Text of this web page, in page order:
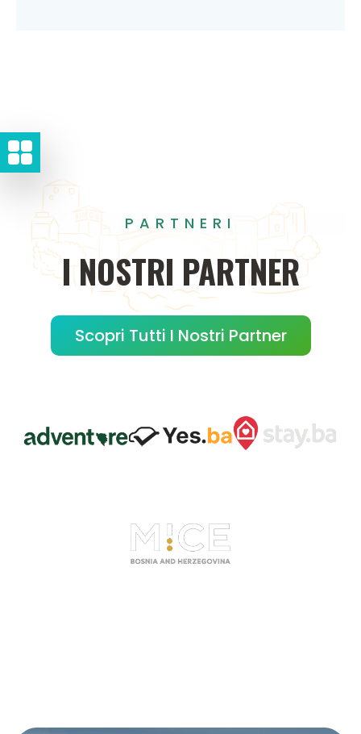
PARTNERI
INOSTRI PARTNER
Scopri Tutti I Nostri Partner